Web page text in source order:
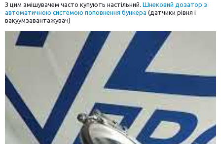
З цим змішувачем часто купують настільний. Шнековий дозатор з
автоматичною системою поповнення бункера (датчики рівня і
вакуумзавантажувач)